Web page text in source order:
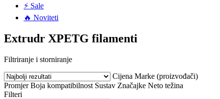
⚡ Sale
🔥 Noviteti
Extrudr XPETG filamenti
Filtriranje i storniranje
Cijena Marke (proizvođači)
Promjer Boja kompatibilnost Sustav Značajke Neto težina
Filteri